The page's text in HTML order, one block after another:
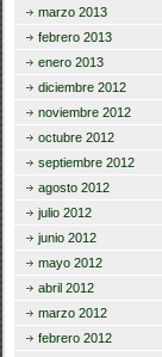
marzo 2013
febrero 2013
enero 2013
diciembre 2012
noviembre 2012
octubre 2012
septiembre 2012
agosto 2012
julio 2012
junio 2012
mayo 2012
abril 2012
marzo 2012
febrero 2012